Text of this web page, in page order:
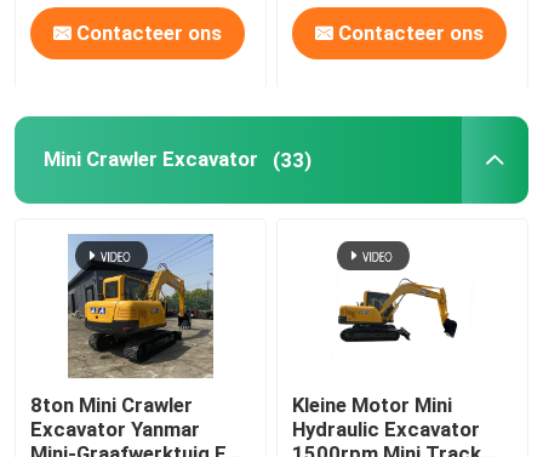
Mini Excavator op wielen
Zware Materiaalbulldozer
Front End Wheel Loader
De zware Nivelleermachine van de Materiaalmotor
Contacteer ons Contacteer ons
Mini Crawler Excavator (33)
8ton Mini Crawler
Excavator Yanmar
Kleine Motor Mini
Hydraulic Excavator